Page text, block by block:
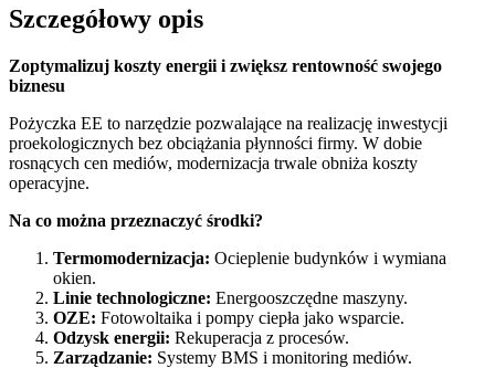
Szczegółowy opis
Zoptymalizuj koszty energii i zwiększ rentowność swojego
biznesu
Pożyczka EE to narzędzie pozwalające na realizację inwestycji
proekologicznych bez obciążania płynności firmy. W dobie
rosnących cen mediów, modernizacja trwale obniża koszty
operacyjne.
Na co można przeznaczyć środki?
Termomodernizacja: Ocieplenie budynków i wymiana
okien.
Linie technologiczne: Energooszczędne maszyny.
OZE: Fotowoltaika i pompy ciepła jako wsparcie.
Odzysk energii: Rekuperacja z procesów.
Zarządzanie: Systemy BMS i monitoring mediów.